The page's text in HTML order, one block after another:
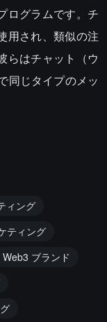
ログラムです。チ
用され、類似の注
らはチャット（ウ
同じタイプのメッ
ィング
ティング
Web3 ブランド